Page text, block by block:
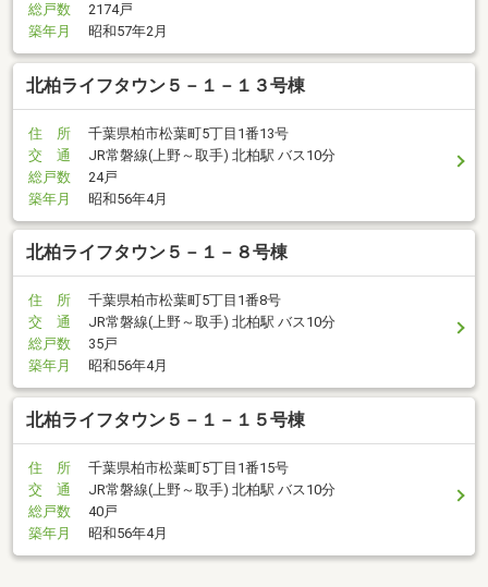
総戸数
2174戸
築年月
昭和57年2月
北柏ライフタウン５－１－１３号棟
住 所
千葉県柏市松葉町5丁目1番13号
交 通
JR常磐線(上野～取手) 北柏駅 バス10分
総戸数
24戸
築年月
昭和56年4月
北柏ライフタウン５－１－８号棟
住 所
千葉県柏市松葉町5丁目1番8号
交 通
JR常磐線(上野～取手) 北柏駅 バス10分
総戸数
35戸
築年月
昭和56年4月
北柏ライフタウン５－１－１５号棟
住 所
千葉県柏市松葉町5丁目1番15号
交 通
JR常磐線(上野～取手) 北柏駅 バス10分
総戸数
40戸
築年月
昭和56年4月